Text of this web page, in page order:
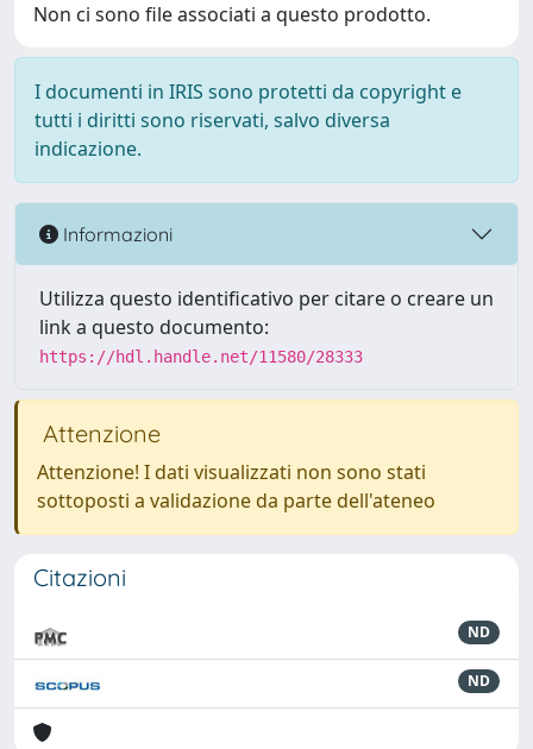
Non ci sono file associati a questo prodotto.
I documenti in IRIS sono protetti da copyright e
tutti i diritti sono riservati, salvo diversa
indicazione.
Informazioni
Utilizza questo identificativo per citare o creare un
link a questo documento:
https://hdl.handle.net/11580/28333
Attenzione
Attenzione! I dati visualizzati non sono stati
sottoposti a validazione da parte dell'ateneo
Citazioni
ND
ND